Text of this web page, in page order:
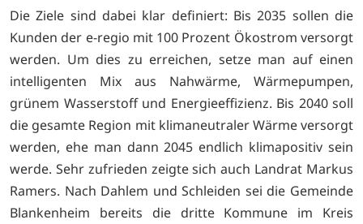
Die Ziele sind dabei klar definiert: Bis 2035 sollen die
Kunden der e-regio mit 100 Prozent Ökostrom versorgt
werden. Um dies zu erreichen, setze man auf einen
intelligenten Mix aus Nahwärme, Wärmepumpen,
grünem Wasserstoff und Energieeffizienz. Bis 2040 soll
die gesamte Region mit klimaneutraler Wärme versorgt
werden, ehe man dann 2045 endlich klimapositiv sein
werde. Sehr zufrieden zeigte sich auch Landrat Markus
Ramers. Nach Dahlem und Schleiden sei die Gemeinde
Blankenheim bereits die dritte Kommune im Kreis